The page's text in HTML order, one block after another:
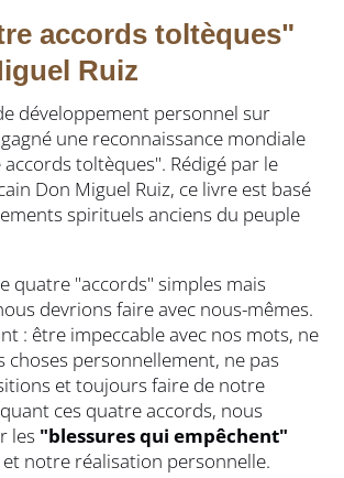
accords toltèques"
Ruiz
développement personnel sur
une reconnaissance mondiale
toltèques". Rédigé par le
Don Miguel Ruiz, ce livre est basé
spirituels anciens du peuple
quatre "accords" simples mais
devrions faire avec nous-mêmes.
: être impeccable avec nos mots, ne
choses personnellement, ne pas
et toujours faire de notre
ces quatre accords, nous
les "blessures qui empêchent"
notre réalisation personnelle.